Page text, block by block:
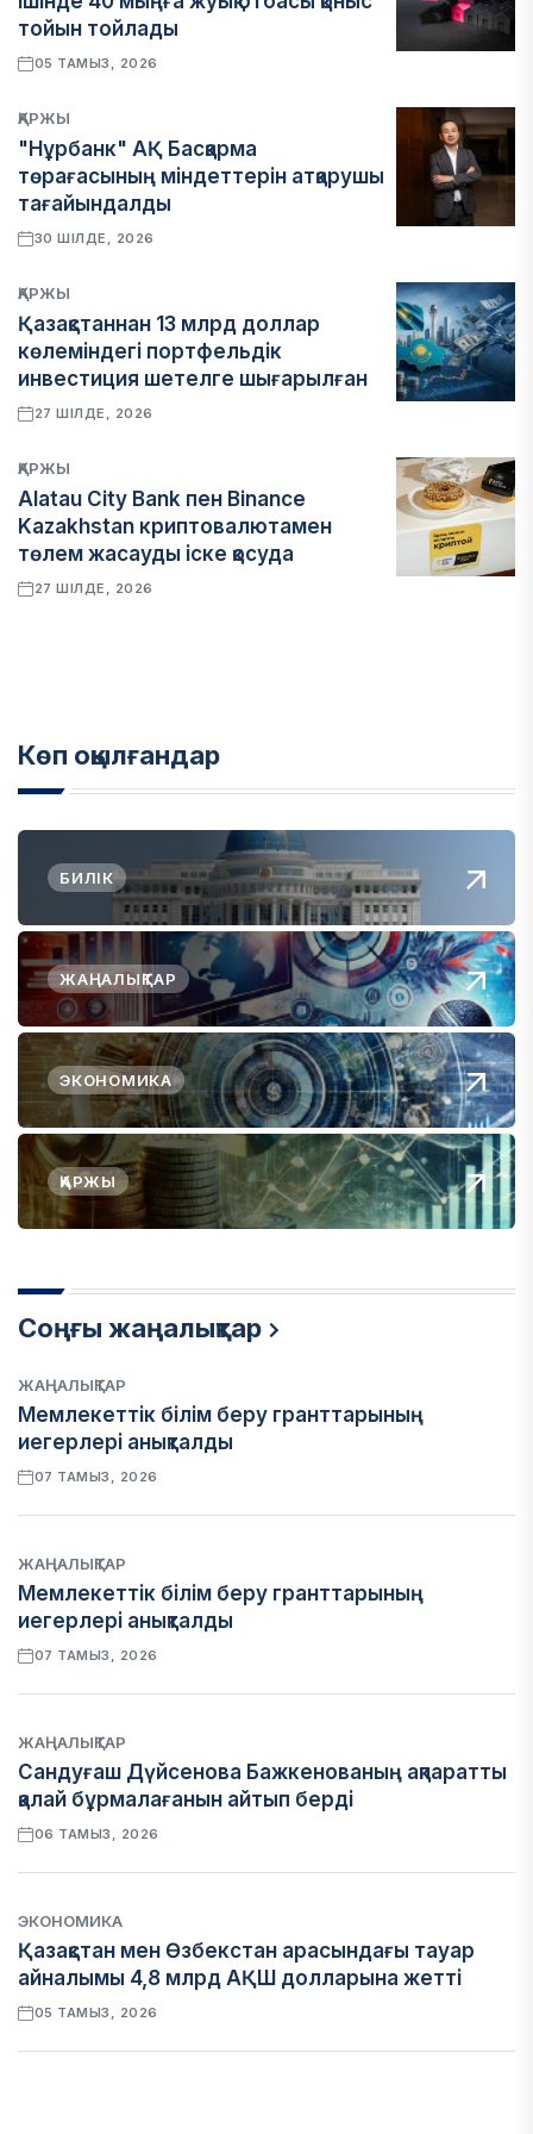
тойын тойлады
05 ТАМЫЗ, 2026
ҚАРЖЫ
"Нұрбанк" АҚ Басқарма
төрағасының міндеттерін атқарушы
тағайындалды
30 ШІЛДЕ, 2026
ҚАРЖЫ
Қазақстаннан 13 млрд доллар
көлеміндегі портфельдік
инвестиция шетелге шығарылған
27 ШІЛДЕ, 2026
ҚАРЖЫ
Alatau City Bank пен Binance
Kazakhstan криптовалютамен
төлем жасауды іске қосуда
27 ШІЛДЕ, 2026
Көп оқылғандар
БИЛІК
ЖАҢАЛЫҚТАР
ЭКОНОМИКА
ҚАРЖЫ
Соңғы жаңалықтар
ЖАҢАЛЫҚТАР
Мемлекеттік білім беру гранттарының
иегерлері анықталды
07 ТАМЫЗ, 2026
ЖАҢАЛЫҚТАР
Мемлекеттік білім беру гранттарының
иегерлері анықталды
07 ТАМЫЗ, 2026
ЖАҢАЛЫҚТАР
Сандуғаш Дүйсенова Бажкенованың ақпаратты
қалай бұрмалағанын айтып берді
06 ТАМЫЗ, 2026
ЭКОНОМИКА
Қазақстан мен Өзбекстан арасындағы тауар
айналымы 4,8 млрд АҚШ долларына жетті
05 ТАМЫЗ, 2026